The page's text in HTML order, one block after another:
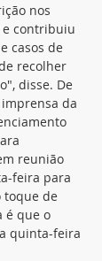
nos
contribuiu
casos de
recolher
disse. De
da
reunião
feira para
toque de
é que o
quinta-feira